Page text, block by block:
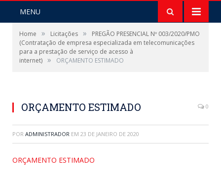
MENU
Home » Licitações »
PREGÃO PRESENCIAL Nº 003/2020/PMO
(Contratação de empresa especializada em telecomunicações
para a prestação de serviço de acesso à
internet) » ORÇAMENTO ESTIMADO
ORÇAMENTO ESTIMADO 0
POR ADMINISTRADOR EM 23 DE JANEIRO DE 2020
ORÇAMENTO ESTIMADO